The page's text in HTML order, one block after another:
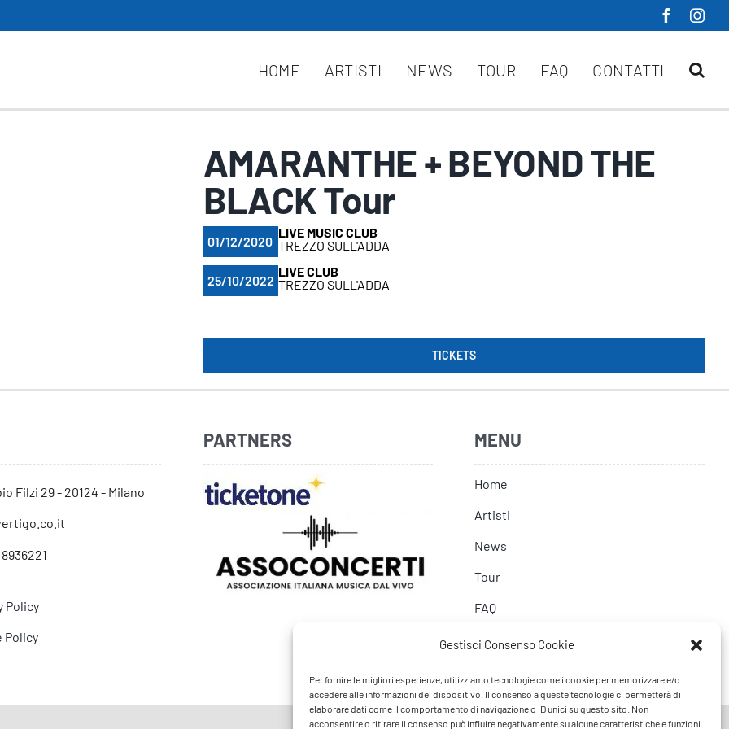
Gestisci Consenso Cookie
Per fornire le migliori esperienze, utilizziamo tecnologie come i cookie per memorizzare e/o
accedere alle informazioni del dispositivo. Il consenso a queste tecnologie ci permetterà di
elaborare dati come il comportamento di navigazione o ID unici su questo sito. Non
acconsentire o ritirare il consenso può influire negativamente su alcune caratteristiche e funzioni.
HOME ARTISTI NEWS TOUR FAQ CONTATTI
AMARANTHE + BEYOND THE
BLACK Tour
01/12/2020
LIVE MUSIC CLUB
TREZZO SULL'ADDA
25/10/2022
LIVE CLUB
TREZZO SULL'ADDA
TICKETS
Filzi 29 - 20124 - Milano
Policy
Policy
PARTNERS MENU
Home
Artisti
News
Tour
FAQ
Contatti